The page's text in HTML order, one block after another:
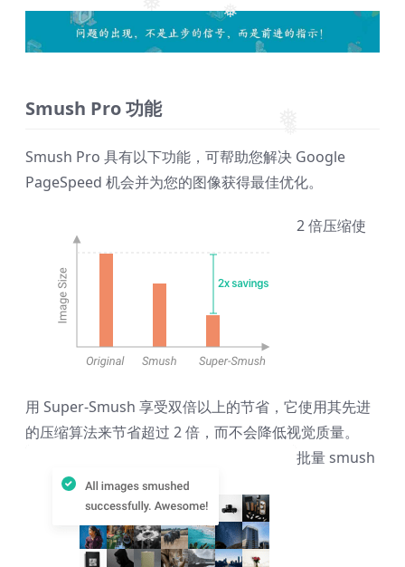
❅
❅
❅
❅
Smush Pro 功能
Smush Pro 具有以下功能，可帮助您解决 Google
PageSpeed 机会并为您的图像获得最佳优化。
2 倍压缩使
用 Super-Smush 享受双倍以上的节省，它使用其先进
的压缩算法来节省超过 2 倍，而不会降低视觉质量。
批量 smush